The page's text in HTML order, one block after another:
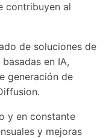
contribuyen al
de soluciones de
en IA,
generación de
y en constante
y mejoras